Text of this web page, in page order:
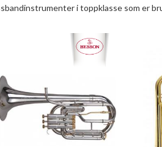
i toppklasse som er